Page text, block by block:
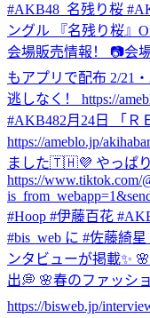
#AKB48_名残り桜
ングル 『名残り桜』
会場販売情報！ 📷会
もアプリで配布 2/21
逃しなく！ https://
#AKB482月24日 「Ｒ
https://ameblo.jp/
ました🇹🇭💜 やっぱ
https://www.tiktok.com/
#Hoop #伊藤百花
#bis_web に #佐藤綺
ンタビューが掲載✨
出💭 🌸春のファッシ
https://bisweb.jp/